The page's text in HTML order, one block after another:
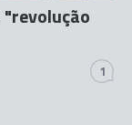
"revolução
1